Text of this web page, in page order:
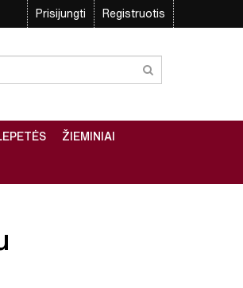
Prisijungti Registruotis
ŽIEMINIAI